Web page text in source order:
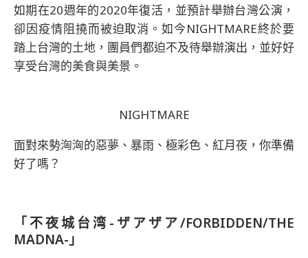
如期在20週年的2020年復活，並預計舉辦台灣公演，
卻因疫情阻撓而被迫取消。如今NIGHTMARE終於要
踏上台灣的土地，團員們都迫不及待舉辦演出，並好好
享受台灣的美食與美景。
NIGHTMARE
面對來勢洶洶的惡夢、暴雨、極彩色、紅月夜，你準備
好了嗎？
「不夜城台湾-ザアザア/FORBIDDEN/THE
MADNA-」